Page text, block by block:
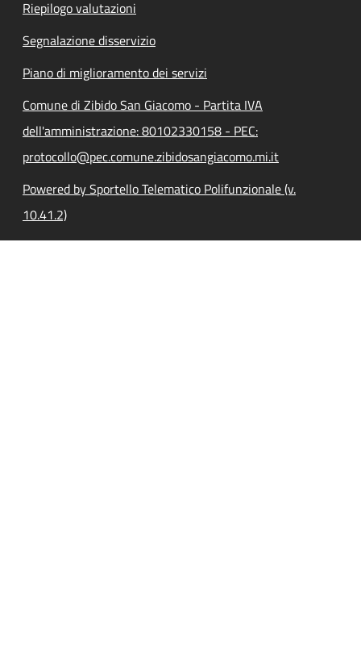
Riepilogo valutazioni
Segnalazione disservizio
Piano di miglioramento dei servizi
Comune di Zibido San Giacomo - Partita IVA
dell'amministrazione: 80102330158 - PEC:
protocollo@pec.comune.zibidosangiacomo.mi.it
Powered by Sportello Telematico Polifunzionale (v.
10.41.2)